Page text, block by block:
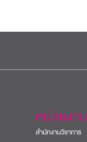
หน่วยงาน
สำนักงานวิชาการ